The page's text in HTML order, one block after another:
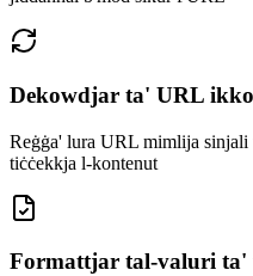
Dekowdjar ta' URL
Reġġa' lura URL mimlija
tiċċekkja l-kontenut
Formattjar tal-valuri ta'